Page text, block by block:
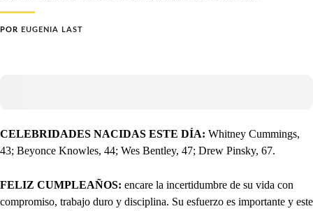
POR EUGENIA LAST
CELEBRIDADES NACIDAS ESTE DÍA: Whitney Cummings,
43; Beyonce Knowles, 44; Wes Bentley, 47; Drew Pinsky, 67.
FELIZ CUMPLEAÑOS: encare la incertidumbre de su vida con
compromiso, trabajo duro y disciplina. Su esfuerzo es importante y este